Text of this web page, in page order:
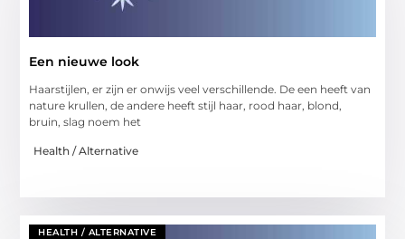
Een nieuwe look
Haarstijlen, er zijn er onwijs veel verschillende. De een heeft van
nature krullen, de andere heeft stijl haar, rood haar, blond,
bruin, slag noem het
Health / Alternative
HEALTH / ALTERNATIVE